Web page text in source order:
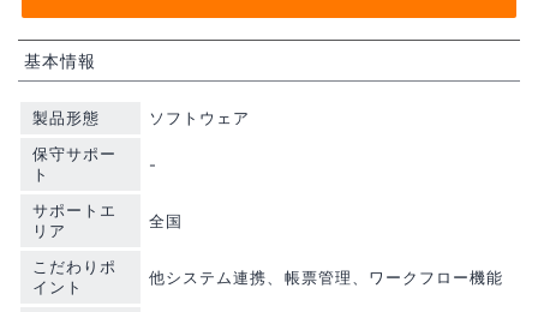
基本情報
製品形態
ソフトウェア
保守サポー
ト
-
サポートエ
リア
全国
こだわりポ
イント
他システム連携、帳票管理、ワークフロー機能